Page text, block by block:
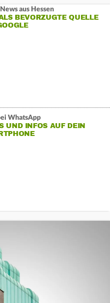
aus Hessen
BEVORZUGTE QUELLE
WhatsApp
UND INFOS AUF DEIN